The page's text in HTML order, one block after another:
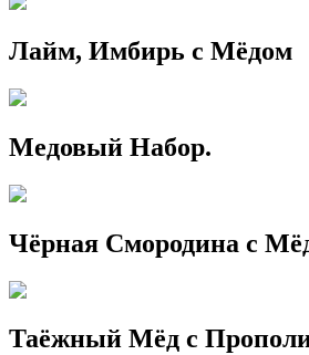
Лайм, Имбирь с Мёдом
Медовый Набор.
Чёрная Смородина с
Таёжный Мёд с